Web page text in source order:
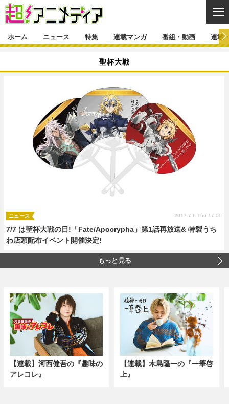
ゲーム・アプリ
映画 音楽
グッズ イベント
声優 コスプレ
特集一覧
インタビュー レポート
ラキりす
連載マンガ一覧 連載一覧
番組・動画
番組・動画一覧 ラジオ
動画
連載・ブログ
連載・ブログ一覧 コラム
ホーム ニュース 特集 連載マンガ 番組・動画 連載
聖杯大戦
7/7 は聖杯大戦の日!「Fate/Apocrypha」第1話再放送& 特製うち
わ店頭配布イベント開催決定!
ニュース 2017.7.6 Thu 17:00
もっと見る
【連載】河西健吾の『趣味の
アレコレ』
【連載】木島隆一の『一筆啓
上』